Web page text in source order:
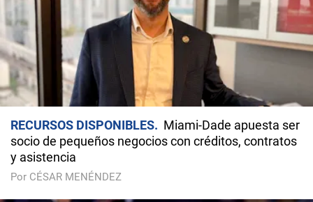
RECURSOS DISPONIBLES
Miami-Dade apuesta ser
socio de pequeños negocios con créditos, contratos
y asistencia
Por CÉSAR MENÉNDEZ